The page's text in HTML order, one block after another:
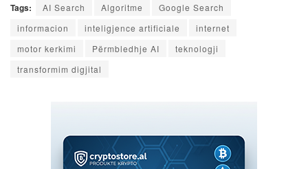
Tags: AI Search Algoritme
Google Search
informacion
inteligjence artificiale
internet
motor kerkimi
Përmbledhje AI
teknologji
transformim digjital